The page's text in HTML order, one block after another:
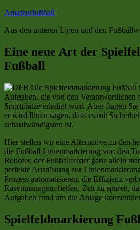
Zum
springen
Amateurfußball
Aus den unteren Ligen und den
Eine neue Art der
Fußball
Die Spielfeldmarkierung Fußball
Aufgaben, die von den Verantwortlichen
Sportplätze erledigt wird. Aber fragen Sie
er wird Ihnen sagen, dass es mit
zeitaufwändigsten ist.
Hier stellen wir eine Alternative zu den
die Fußball Linienmarkierung vor: den
Roboter, der Fußballfelder ganz allein
perfekte Ausrüstung zur
Prozess automatisieren, die Effizienz
Rasenmanagern helfen, Zeit zu sparen,
Aufgaben rund um die Anlage
Spielfeldmarkierung